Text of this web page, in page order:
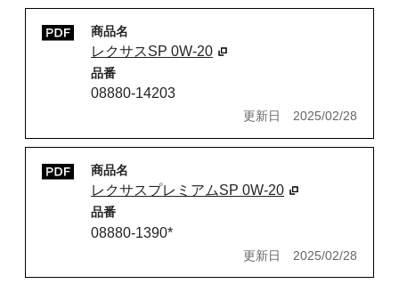
商品名
レクサスSP 0W-20
品番
08880-14203
更新日 2025/02/28
商品名
レクサスプレミアムSP 0W-20
品番
08880-1390*
更新日 2025/02/28